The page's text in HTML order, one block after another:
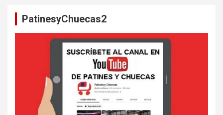
PatinesyChuecas2